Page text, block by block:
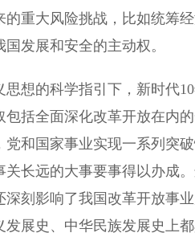
重大风险挑战，比如统筹
发展和安全的主动权。
的科学指引下，新时代10
括全面深化改革开放在内
和国家事业实现一系列突
长远的大事要事得以办成
刻影响了我国改革开放事
展史、中华民族发展史上都